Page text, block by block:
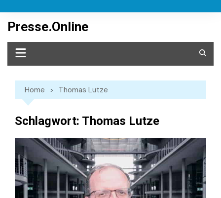
content
Presse.Online
Home Thomas Lutze
Schlagwort: Thomas Lutze